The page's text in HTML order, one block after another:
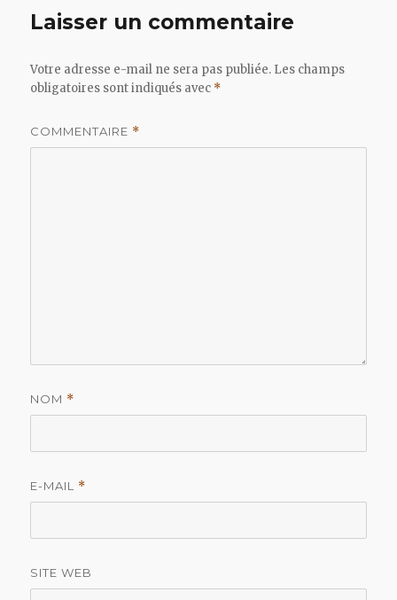
Laisser un commentaire
Votre adresse e-mail ne sera pas publiée. Les champs
obligatoires sont indiqués avec *
COMMENTAIRE *
NOM *
E-MAIL *
SITE WEB